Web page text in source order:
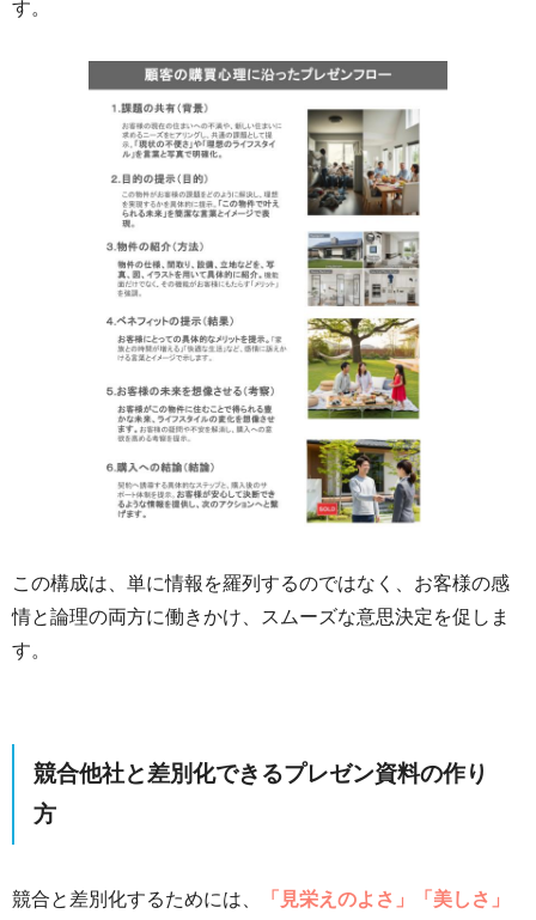
す。
この構成は、単に情報を羅列するのではなく、お客様の感
情と論理の両方に働きかけ、スムーズな意思決定を促しま
す。
競合他社と差別化できるプレゼン資料の作り
方
競合と差別化するためには、
「見栄えのよさ」「美しさ」